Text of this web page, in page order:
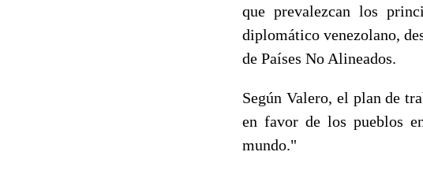
que prevalezcan los
diplomático venezolano,
de Países No Alineados.
Según Valero, el plan de
en favor de los pueblos
mundo."